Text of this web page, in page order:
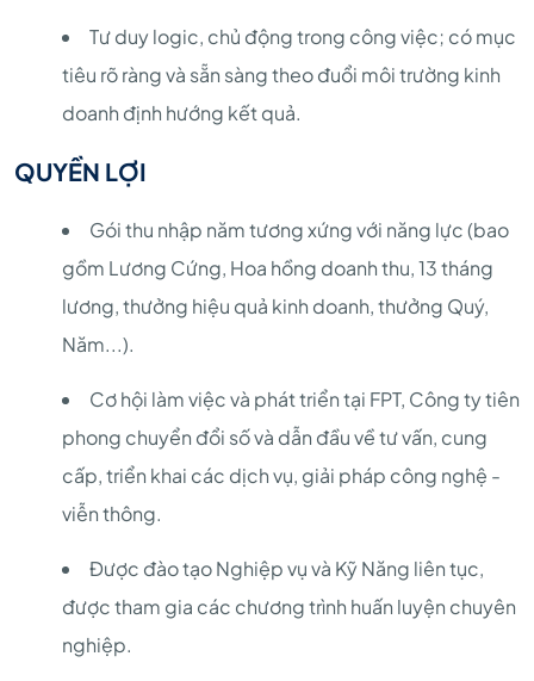
Tư duy logic, chủ động trong công việc; có mục
tiêu rõ ràng và sẵn sàng theo đuổi môi trường kinh
doanh định hướng kết quả.
QUYỀN LỢI
Gói thu nhập năm tương xứng với năng lực (bao
gồm Lương Cứng, Hoa hồng doanh thu, 13 tháng
lương, thưởng hiệu quả kinh doanh, thưởng Quý,
Năm...).
Cơ hội làm việc và phát triển tại FPT, Công ty tiên
phong chuyển đổi số và dẫn đầu về tư vấn, cung
cấp, triển khai các dịch vụ, giải pháp công nghệ -
viễn thông.
Được đào tạo Nghiệp vụ và Kỹ Năng liên tục,
được tham gia các chương trình huấn luyện chuyên
nghiệp.